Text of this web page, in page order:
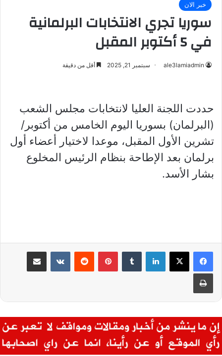
خبر الان
سوريا تجري الانتخابات البرلمانية
في 5 أكتوبر المقبل
ale3lamiadmin سبتمبر 21, 2025 أقل من دقيقة
حددت اللجنة العليا لانتخابات مجلس الشعب
(البرلمان) بسوريا اليوم الخامس من أكتوبر/
تشرين الأول المقبل، موعدا لاختيار أعضاء أول
برلمان بعد الإطاحة بنظام الرئيس المخلوع
بشار الأسد.
لينكدإن بينتيريست مشاركة عبر البريد
طباعة